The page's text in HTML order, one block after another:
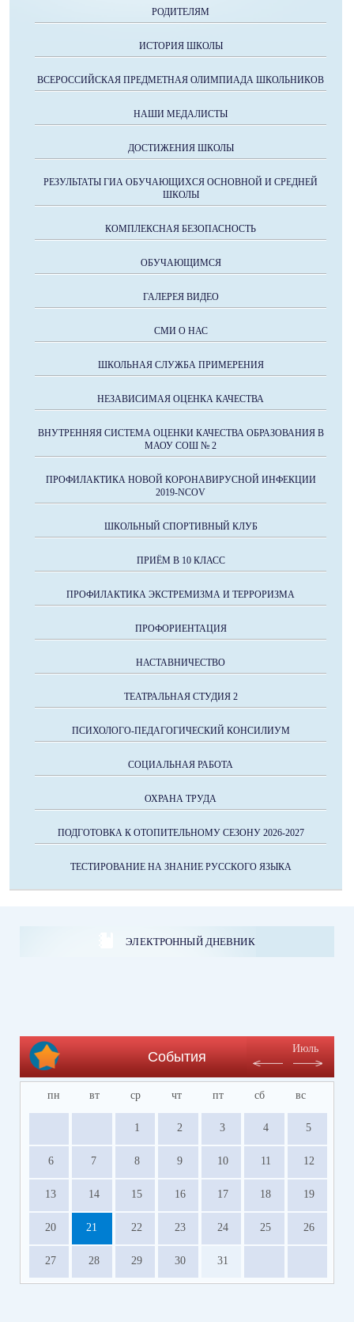
РОДИТЕЛЯМ
ИСТОРИЯ ШКОЛЫ
ВСЕРОССИЙСКАЯ ПРЕДМЕТНАЯ ОЛИМПИАДА ШКОЛЬНИКОВ
НАШИ МЕДАЛИСТЫ
ДОСТИЖЕНИЯ ШКОЛЫ
РЕЗУЛЬТАТЫ ГИА ОБУЧАЮЩИХСЯ ОСНОВНОЙ И СРЕДНЕЙ
ШКОЛЫ
КОМПЛЕКСНАЯ БЕЗОПАСНОСТЬ
ОБУЧАЮЩИМСЯ
ГАЛЕРЕЯ ВИДЕО
СМИ О НАС
ШКОЛЬНАЯ СЛУЖБА ПРИМЕРЕНИЯ
НЕЗАВИСИМАЯ ОЦЕНКА КАЧЕСТВА
ВНУТРЕННЯЯ СИСТЕМА ОЦЕНКИ КАЧЕСТВА ОБРАЗОВАНИЯ В
МАОУ СОШ № 2
ПРОФИЛАКТИКА НОВОЙ КОРОНАВИРУСНОЙ ИНФЕКЦИИ
2019-NCOV
ШКОЛЬНЫЙ СПОРТИВНЫЙ КЛУБ
ПРИЁМ В 10 КЛАСС
ПРОФИЛАКТИКА ЭКСТРЕМИЗМА И ТЕРРОРИЗМА
ПРОФОРИЕНТАЦИЯ
НАСТАВНИЧЕСТВО
ТЕАТРАЛЬНАЯ СТУДИЯ 2
ПСИХОЛОГО-ПЕДАГОГИЧЕСКИЙ КОНСИЛИУМ
СОЦИАЛЬНАЯ РАБОТА
ОХРАНА ТРУДА
ПОДГОТОВКА К ОТОПИТЕЛЬНОМУ СЕЗОНУ 2026-2027
ТЕСТИРОВАНИЕ НА ЗНАНИЕ РУССКОГО ЯЗЫКА
ЭЛЕКТРОННЫЙ ДНЕВНИК
События
Июль
пн вт ср чт пт сб вс
1 2 3 4 5
6 7 8 9 10 11 12
13 14 15 16 17 18 19
20 21 22 23 24 25 26
27 28 29 30 31